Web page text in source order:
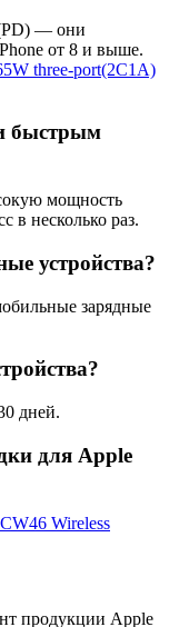
— они
от 8 и выше.
three-port(2C1A)
быстрым
мощность
в несколько раз.
устройства?
зарядные
дней.
для Apple
Wireless
продукции Apple